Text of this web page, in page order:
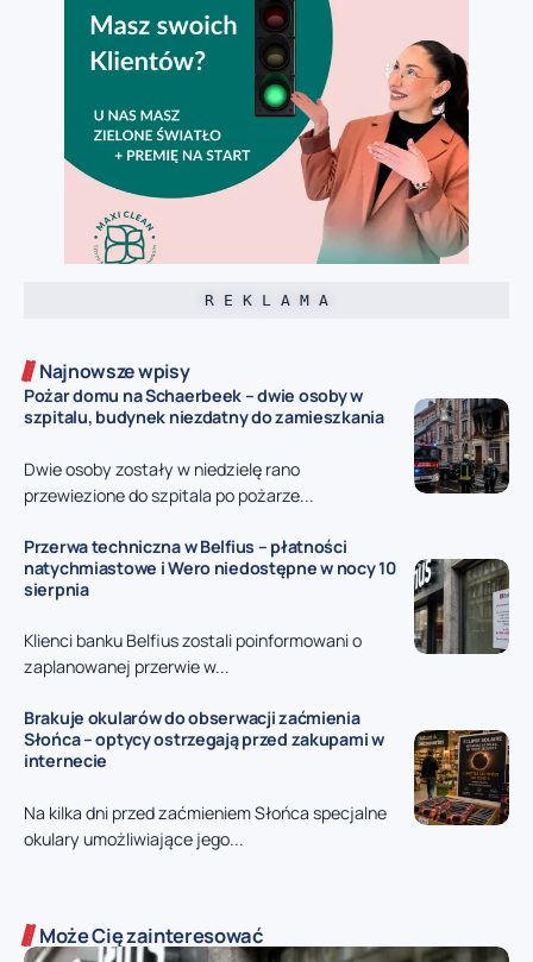
R E K L A M A
Najnowsze wpisy
Pożar domu na Schaerbeek – dwie osoby w
szpitalu, budynek niezdatny do zamieszkania
Dwie osoby zostały w niedzielę rano
przewiezione do szpitala po pożarze...
Przerwa techniczna w Belfius – płatności
natychmiastowe i Wero niedostępne w nocy 10
sierpnia
Klienci banku Belfius zostali poinformowani o
zaplanowanej przerwie w...
Brakuje okularów do obserwacji zaćmienia
Słońca – optycy ostrzegają przed zakupami w
internecie
Na kilka dni przed zaćmieniem Słońca specjalne
okulary umożliwiające jego...
Może Cię zainteresować